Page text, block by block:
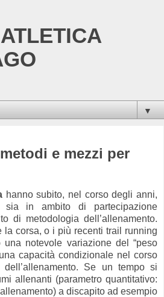
▼
e mezzi per
hanno subito, nel corso degli anni,
sia in ambito di partecipazione
di metodologia dell’allenamento.
la corsa, o i più recenti trail running
notevole variazione del “peso
capacità condizionale nel corso
dell’allenamento. Se un tempo si
allenanti (parametro quantitativo:
a discapito ad esempio